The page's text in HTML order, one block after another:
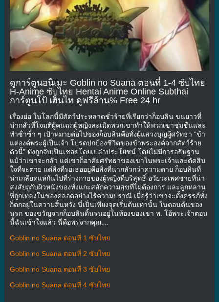
ดูการ์ตูนอนิเมะ Goblin no Suana ตอนที่ 1-4 ซับไทย
H-Anime ซับไทย Hentai Anime Online Subthai
การ์ตูนโป้ เฮ็นไท ดูฟรีล้าน% Free 24 hr
เรื่องย่อ ในโลกนี้มีสัตว์ประหลาดชั่วร้ายที่เรียกว่าก็อบลิน ขนยาวที่
น่ากลัวที่โจมตีผู้คนฉกผู้หญิงละเมิดพวกเขาทําให้พวกเขาชุ่มชื่นและ
ทําซ้ําซ้ํา ๆ เป้าหมายต่อไปของก็อบลินคือทั่งผู้แสวงบุญผู้ศรัทธา “ข้า
แต่องค์พระผู้เป็นเจ้า โปรดปกป้องชีวิตของข้าพระองค์จากสัตว์ร้าย
ตัวนี้” ทั่งถูกจับเป็นเชลยโดยเปล่าประโยชน์ โดยไม่มีการอธิษฐาน
แม้ว่าเขาจะกลัว แต่เขาก็อาศัยศรัทธาของเขาในพระเจ้าและตัดสิน
ใจที่จะตาย แต่สิ่งที่รอเธออยู่คือสิ่งที่น่ากลัวกว่าความตาย ก็อบลินที่
น่าเกลียดแห่กันไปที่ร่างกายของผู้หญิงที่บริสุทธิ์ อวัยวะเพศชายที่น่า
สงสัยถูกับผิวหนังของทั่งแกะสลักความสุขที่ไม่ต้องการ และลูกหลาน
ที่ถูกเทลงในช่องคลอดอย่างไร้ความปราณี เมื่อรู้ว่าเขาจะตั้งครรภ์ทั่ง
ก็ตกอยู่ในความสิ้นหวัง นี่เป็นเพียงจุดเริ่มต้นเท่านั้น ในตอนต้นของ
นรก ของขวัญจากก็อบลินดิ้นรนอยู่ในท้องของเขา พ. โอ้พระเจ้าตอน
นี้ฉันเข้าใจแล้ว นี่คือพรจากคุณ…
Goblin no Suana ตอนที่ 1 ซับไทย
Goblin no Suana ตอนที่ 2 ซับไทย
Goblin no Suana ตอนที่ 3 ซับไทย
Goblin no Suana ตอนที่ 4 ซับไทย